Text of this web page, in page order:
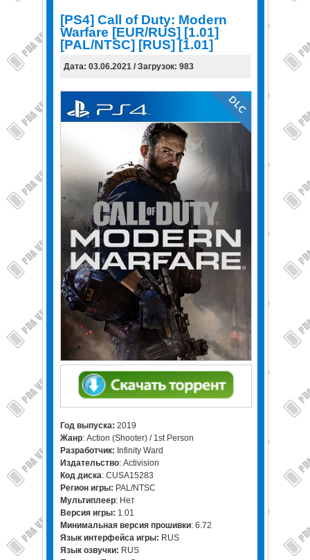
[PS4] Call of Duty: Modern
Warfare [EUR/RUS] [1.01]
[PAL/NTSC] [RUS] [1.01]
Дата: 03.06.2021 / Загрузок: 983
Год выпуска: 2019
Жанр: Action (Shooter) / 1st Person
Разработчик: Infinity Ward
Издательство: Activision
Код диска: CUSA15283
Регион игры: PAL/NTSC
Мультиплеер: Нет
Версия игры: 1.01
Минимальная версия прошивки: 6.72
Язык интерфейса игры: RUS
Язык озвучки: RUS